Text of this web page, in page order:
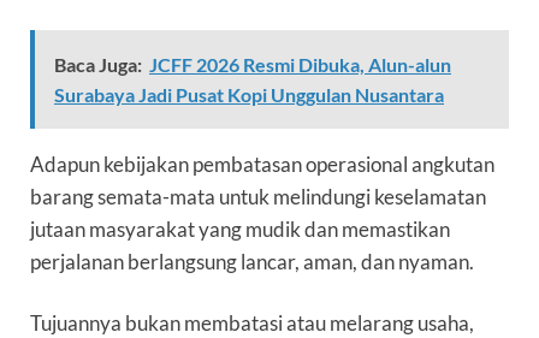
Baca Juga: JCFF 2026 Resmi Dibuka, Alun-alun
Surabaya Jadi Pusat Kopi Unggulan Nusantara
Adapun kebijakan pembatasan operasional angkutan
barang semata-mata untuk melindungi keselamatan
jutaan masyarakat yang mudik dan memastikan
perjalanan berlangsung lancar, aman, dan nyaman.
Tujuannya bukan membatasi atau melarang usaha,